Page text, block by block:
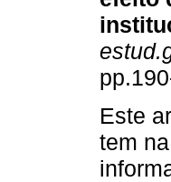
Este
tem